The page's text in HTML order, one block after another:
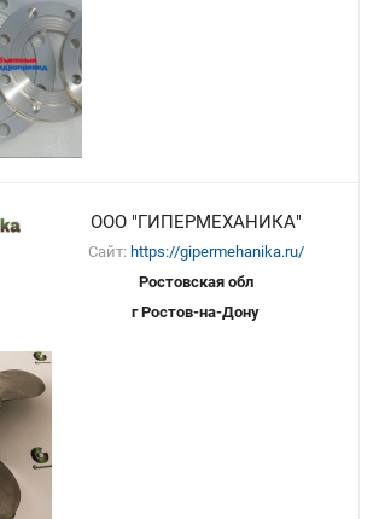
ООО "ГИПЕРМЕХАНИКА"
Сайт: https://gipermehanika.ru/
Ростовская обл
г Ростов-на-Дону